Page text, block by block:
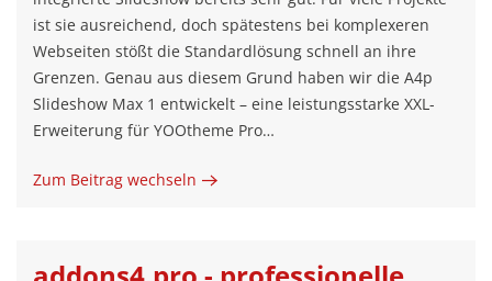
ist sie ausreichend, doch spätestens bei komplexeren
Webseiten stößt die Standardlösung schnell an ihre
Grenzen. Genau aus diesem Grund haben wir die A4p
Slideshow Max 1 entwickelt – eine leistungsstarke XXL-
Erweiterung für YOOtheme Pro…
Zum Beitrag wechseln